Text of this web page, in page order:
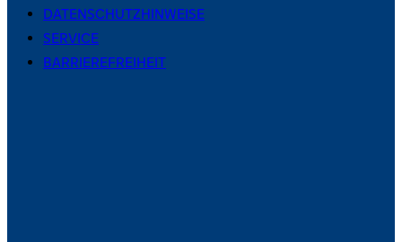
DATENSCHUTZHINWEISE
SERVICE
BARRIEREFREIHEIT